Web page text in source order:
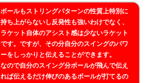
ボールもストリングパターンの性質上特別に
持ち上がらないし反発性も強いわけでなく、
ラケット自体のアシスト感は少ないラケット
です。ですが、その分自分のスイングのパワ
ーをしっかりと伝えることができます。
なので自分のスイング分ボールが飛んで伝え
れば伝えるだけ伸びのあるボールが打てるの